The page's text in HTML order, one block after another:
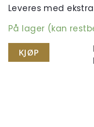
Leveres med
På lager (kan
KJØP